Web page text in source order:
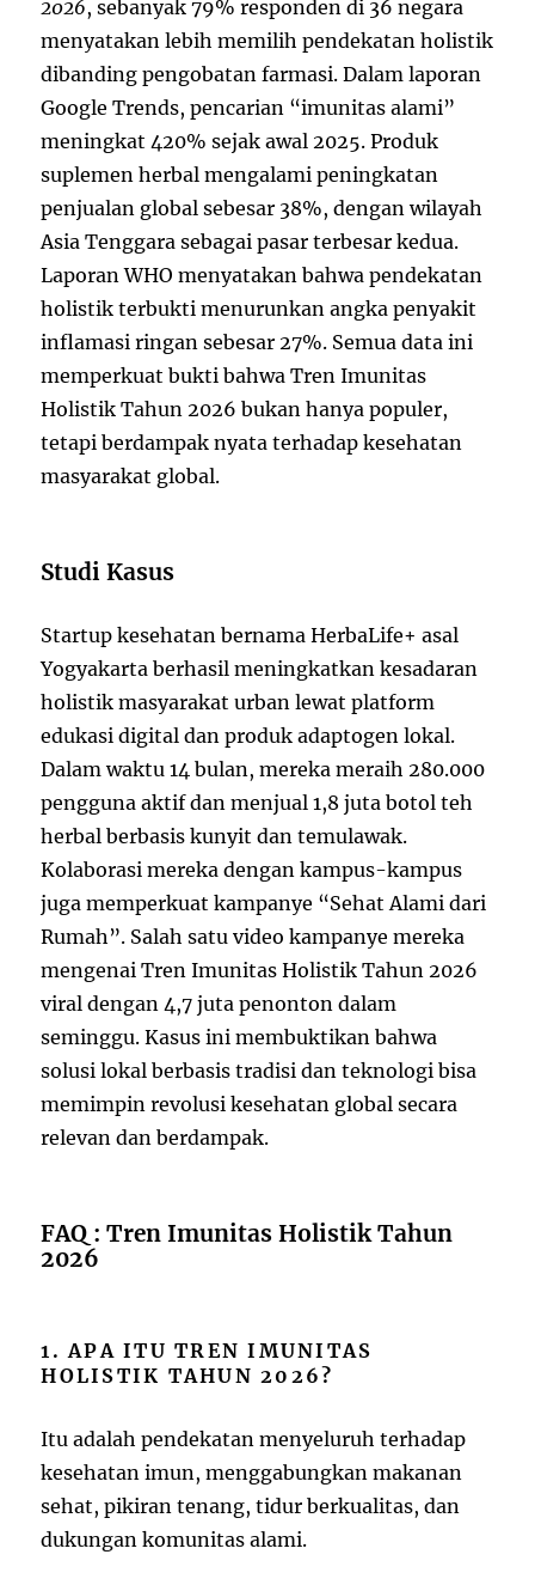
2026, sebanyak 79% responden di 36 negara
menyatakan lebih memilih pendekatan holistik
dibanding pengobatan farmasi. Dalam laporan
Google Trends, pencarian “imunitas alami”
meningkat 420% sejak awal 2025. Produk
suplemen herbal mengalami peningkatan
penjualan global sebesar 38%, dengan wilayah
Asia Tenggara sebagai pasar terbesar kedua.
Laporan WHO menyatakan bahwa pendekatan
holistik terbukti menurunkan angka penyakit
inflamasi ringan sebesar 27%. Semua data ini
memperkuat bukti bahwa Tren Imunitas
Holistik Tahun 2026 bukan hanya populer,
tetapi berdampak nyata terhadap kesehatan
masyarakat global.
Studi Kasus
Startup kesehatan bernama HerbaLife+ asal
Yogyakarta berhasil meningkatkan kesadaran
holistik masyarakat urban lewat platform
edukasi digital dan produk adaptogen lokal.
Dalam waktu 14 bulan, mereka meraih 280.000
pengguna aktif dan menjual 1,8 juta botol teh
herbal berbasis kunyit dan temulawak.
Kolaborasi mereka dengan kampus-kampus
juga memperkuat kampanye “Sehat Alami dari
Rumah”. Salah satu video kampanye mereka
mengenai Tren Imunitas Holistik Tahun 2026
viral dengan 4,7 juta penonton dalam
seminggu. Kasus ini membuktikan bahwa
solusi lokal berbasis tradisi dan teknologi bisa
memimpin revolusi kesehatan global secara
relevan dan berdampak.
FAQ : Tren Imunitas Holistik Tahun
2026
1. APA ITU TREN IMUNITAS
HOLISTIK TAHUN 2026?
Itu adalah pendekatan menyeluruh terhadap
kesehatan imun, menggabungkan makanan
sehat, pikiran tenang, tidur berkualitas, dan
dukungan komunitas alami.